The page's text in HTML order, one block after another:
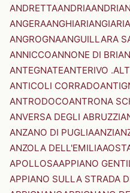
ANDRETTAANDRIA
ANGERAANGHIARIANGIARI
ANGROGNAANGUILLARA
ANNICCOANNONE DI
ANTEGNATEANTERIVO
ANTICOLI CORRADO
ANTRODOCOANTRONA
ANVERSA DEGLI ABRUZZI
ANZANO DI PUGLIAANZI
ANZOLA DELL'EMILIA
APOLLOSAAPPIANO
APPIANO SULLA STRADA